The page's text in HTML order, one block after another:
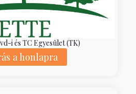
i és TC Egyesület (TK)
a honlapra